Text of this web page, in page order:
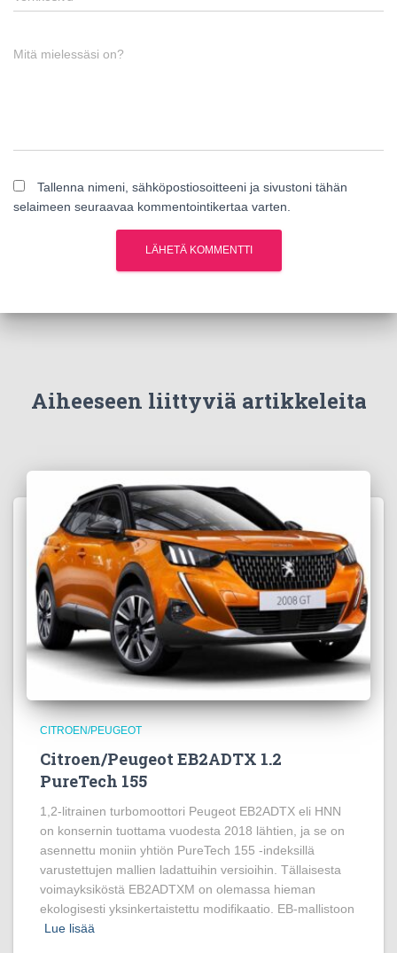
Mitä mielessäsi on?
Tallenna nimeni, sähköpostiosoitteeni ja sivustoni tähän
selaimeen seuraavaa kommentointikertaa varten.
Aiheeseen liittyviä artikkeleita
CITROEN/PEUGEOT
Citroen/Peugeot EB2ADTX 1.2
PureTech 155
1,2-litrainen turbomoottori Peugeot EB2ADTX eli HNN
on konsernin tuottama vuodesta 2018 lähtien, ja se on
asennettu moniin yhtiön PureTech 155 -indeksillä
varustettujen mallien ladattuihin versioihin. Tällaisesta
voimayksiköstä EB2ADTXM on olemassa hieman
ekologisesti yksinkertaistettu modifikaatio. EB-mallistoon
Lue lisää